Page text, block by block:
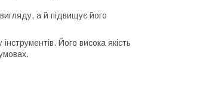
а й підвищує його
Його висока якість